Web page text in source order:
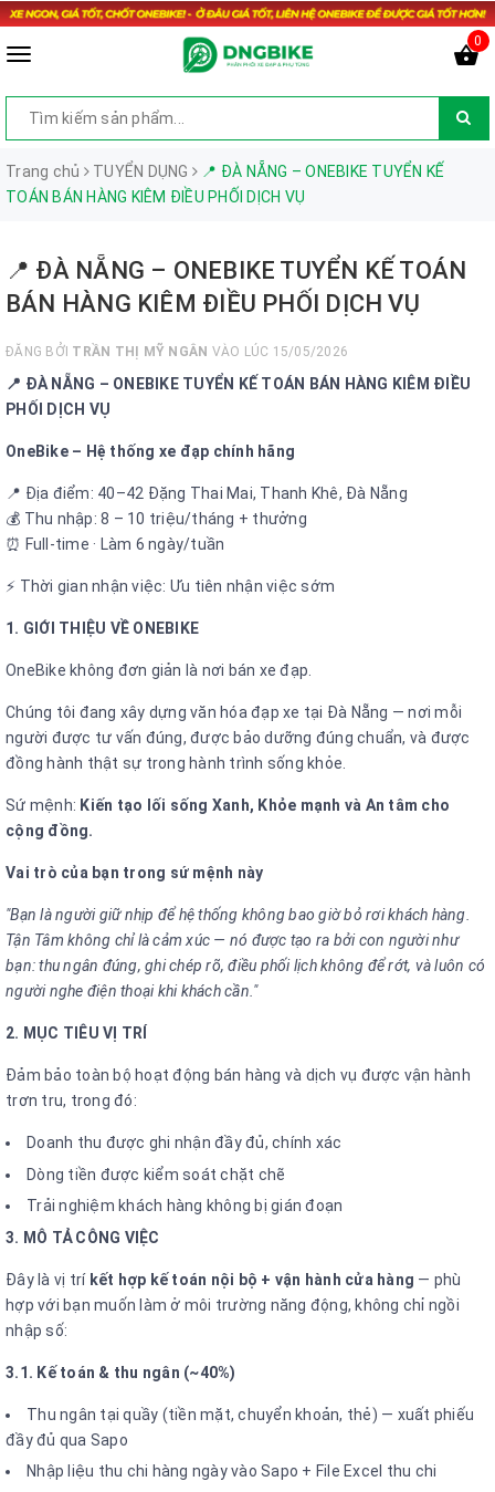
0
Trang chủ TUYỂN DỤNG
📍 ĐÀ NẴNG – ONEBIKE TUYỂN KẾ
TOÁN BÁN HÀNG KIÊM ĐIỀU PHỐI DỊCH VỤ
📍 ĐÀ NẴNG – ONEBIKE TUYỂN KẾ TOÁN
BÁN HÀNG KIÊM ĐIỀU PHỐI DỊCH VỤ
ĐĂNG BỞI TRẦN THỊ MỸ NGÂN VÀO LÚC 15/05/2026
📍 ĐÀ NẴNG – ONEBIKE TUYỂN KẾ TOÁN BÁN HÀNG KIÊM ĐIỀU
PHỐI DỊCH VỤ
OneBike – Hệ thống xe đạp chính hãng
📍 Địa điểm: 40–42 Đặng Thai Mai, Thanh Khê, Đà Nẵng
💰 Thu nhập: 8 – 10 triệu/tháng + thưởng
⏰ Full-time · Làm 6 ngày/tuần
⚡ Thời gian nhận việc: Ưu tiên nhận việc sớm
1. GIỚI THIỆU VỀ ONEBIKE
OneBike không đơn giản là nơi bán xe đạp.
Chúng tôi đang xây dựng văn hóa đạp xe tại Đà Nẵng — nơi mỗi
người được tư vấn đúng, được bảo dưỡng đúng chuẩn, và được
đồng hành thật sự trong hành trình sống khỏe.
Sứ mệnh: Kiến tạo lối sống Xanh, Khỏe mạnh và An tâm cho
cộng đồng.
Vai trò của bạn trong sứ mệnh này
"Bạn là người giữ nhịp để hệ thống không bao giờ bỏ rơi khách hàng.
Tận Tâm không chỉ là cảm xúc — nó được tạo ra bởi con người như
bạn: thu ngân đúng, ghi chép rõ, điều phối lịch không để rớt, và luôn có
người nghe điện thoại khi khách cần."
2. MỤC TIÊU VỊ TRÍ
Đảm bảo toàn bộ hoạt động bán hàng và dịch vụ được vận hành
trơn tru, trong đó:
Doanh thu được ghi nhận đầy đủ, chính xác
Dòng tiền được kiểm soát chặt chẽ
Trải nghiệm khách hàng không bị gián đoạn
3. MÔ TẢ CÔNG VIỆC
Đây là vị trí kết hợp kế toán nội bộ + vận hành cửa hàng — phù
hợp với bạn muốn làm ở môi trường năng động, không chỉ ngồi
nhập số:
3.1. Kế toán & thu ngân (~40%)
Thu ngân tại quầy (tiền mặt, chuyển khoản, thẻ) — xuất phiếu
đầy đủ qua Sapo
Nhập liệu thu chi hàng ngày vào Sapo + File Excel thu chi